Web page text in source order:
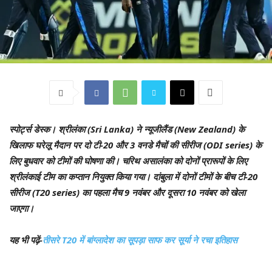
स्पोर्ट्स डेस्क। श्रीलंका (Sri Lanka) ने न्यूजीलैंड (New Zealand) के
खिलाफ घरेलू मैदान पर दो टी-20 और 3 वनडे मैचों की सीरीज (ODI series) के
लिए बुधवार को टीमों की घोषणा की। चरिथ असालंका को दोनों प्रारूपों के लिए
श्रीलंकाई टीम का कप्तान नियुक्त किया गया। दांबुला में दोनों टीमों के बीच टी-20
सीरीज (T20 series) का पहला मैच 9 नवंबर और दूसरा 10 नवंबर को खेला
जाएगा।
यह भी पढ़ें-तीसरे T20 में बांग्लादेश का सूपड़ा साफ कर सूर्या ने रचा इतिहास